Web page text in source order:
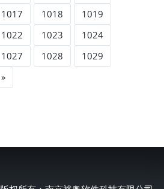
1017 1018
1019
1022 1023
1024
1027 1028
1029
»